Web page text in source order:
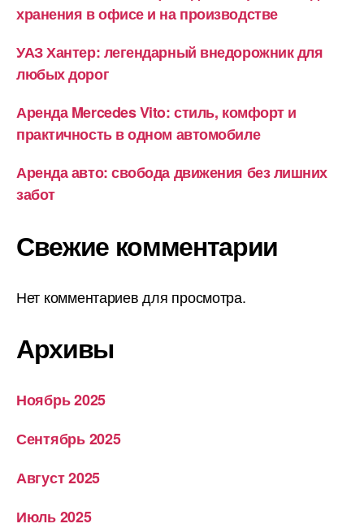
хранения в офисе и на производстве
УАЗ Хантер: легендарный внедорожник для
любых дорог
Аренда Mercedes Vito: стиль, комфорт и
практичность в одном автомобиле
Аренда авто: свобода движения без лишних
забот
Свежие комментарии
Нет комментариев для просмотра.
Архивы
Ноябрь 2025
Сентябрь 2025
Август 2025
Июль 2025